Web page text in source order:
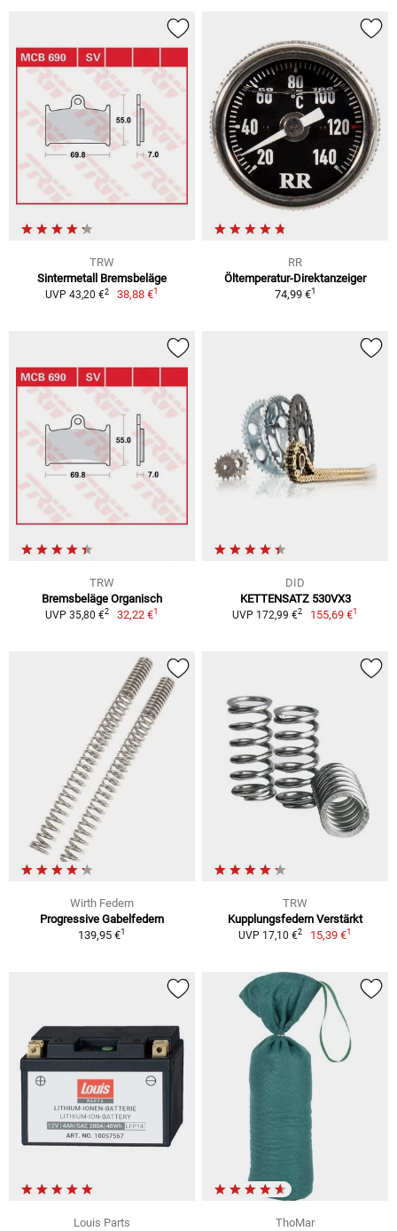
TRW
Sintermetall Bremsbeläge
UVP 43,20 €2 38,88 €1
RR
Öltemperatur-Direktanzeiger
74,99 €1
TRW
Bremsbeläge Organisch
UVP 35,80 €2 32,22 €1
DID
KETTENSATZ 530VX3
UVP 172,99 €2 155,69 €1
Wirth Federn
Progressive Gabelfedern
139,95 €1
TRW
Kupplungsfedern Verstärkt
UVP 17,10 €2 15,39 €1
Louis Parts
ThoMar